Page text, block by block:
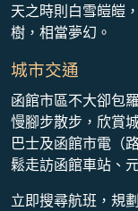
天之時則白雪皚皚
樹，相當夢幻。
城市交通
函館市區不大卻包
慢腳步散步，欣賞
巴士及函館市電（
鬆走訪函館車站、
立即搜尋航班，規